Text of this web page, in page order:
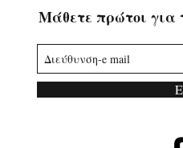
Μάθετε πρώτοι για